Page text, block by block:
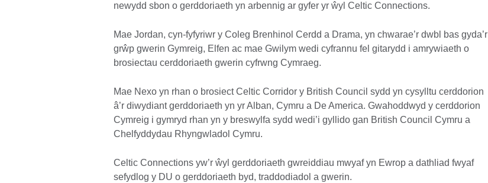
newydd sbon o gerddoriaeth yn arbennig ar gyfer yr ŵyl Celtic Connections.
Mae Jordan, cyn-fyfyriwr y Coleg Brenhinol Cerdd a Drama, yn chwarae’r dwbl bas gyda’r
grŵp gwerin Gymreig, Elfen ac mae Gwilym wedi cyfrannu fel gitarydd i amrywiaeth o
brosiectau cerddoriaeth gwerin cyfrwng Cymraeg.
Mae Nexo yn rhan o brosiect Celtic Corridor y British Council sydd yn cysylltu cerddorion
â’r diwydiant gerddoriaeth yn yr Alban, Cymru a De America. Gwahoddwyd y cerddorion
Cymreig i gymryd rhan yn y breswylfa sydd wedi’i gyllido gan British Council Cymru a
Chelfyddydau Rhyngwladol Cymru.
Celtic Connections yw’r ŵyl gerddoriaeth gwreiddiau mwyaf yn Ewrop a dathliad fwyaf
sefydlog y DU o gerddoriaeth byd, traddodiadol a gwerin.